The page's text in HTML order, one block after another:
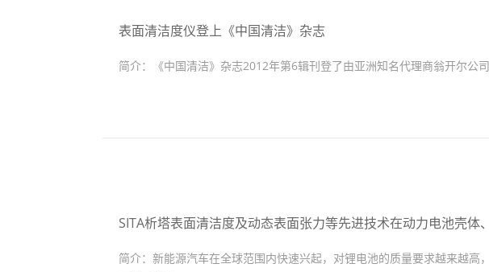
表面清洁度仪登上《中国清洁》杂志
简介： 《中国清洁》杂志2012年第6辑刊登了由亚洲知名代理商翁开尔
SITA析塔表面清洁度及动态表面张力等先进技术在动力电池壳体
简介： 新能源汽车在全球范围内快速兴起，对锂电池的质量要求越来越